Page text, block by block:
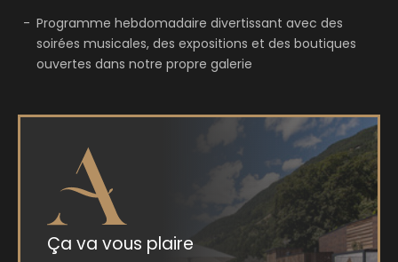
Programme hebdomadaire divertissant avec des
soirées musicales, des expositions et des boutiques
ouvertes dans notre propre galerie
Ça va vous plaire